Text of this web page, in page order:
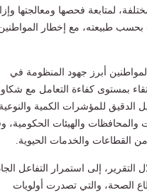
لمتابعة فحصها ومعالجتها
طبيعته، مع إخطار
أبرز جهود المنظومة في
بمستوى كفاءة التعامل مع
الدقيق للمؤشرات الكمية
والمحافظات والهيئات الحكومية،
القطاعات والخدمات الحيوية.
إلى استمرار التفاعل
الصحة، والتي تصدرت أولويات